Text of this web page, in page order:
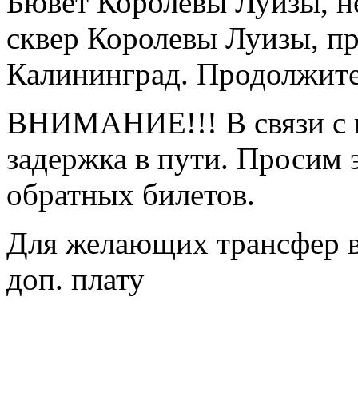
сквер Королевы Луизы,
Калининград.
ВНИМАНИЕ!!! В связи с
задержка в пути. Просим
обратных билетов.
Для желающих трансфер
доп. плату